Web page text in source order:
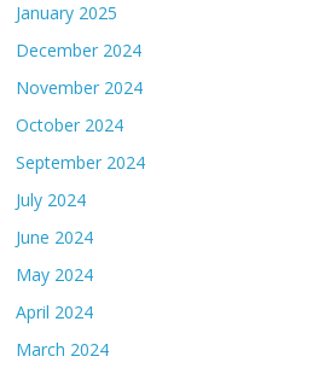
January 2025
December 2024
November 2024
October 2024
September 2024
July 2024
June 2024
May 2024
April 2024
March 2024